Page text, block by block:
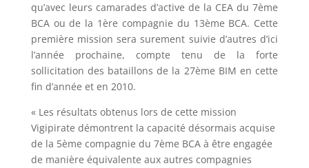
qu’avec leurs camarades d’active de la CEA du 7ème
BCA ou de la 1ère compagnie du 13ème BCA. Cette
première mission sera surement suivie d’autres d’ici
l’année prochaine, compte tenu de la forte
sollicitation des bataillons de la 27ème BIM en cette
fin d’année et en 2010.
« Les résultats obtenus lors de cette mission
Vigipirate démontrent la capacité désormais acquise
de la 5ème compagnie du 7ème BCA à être engagée
de manière équivalente aux autres compagnies